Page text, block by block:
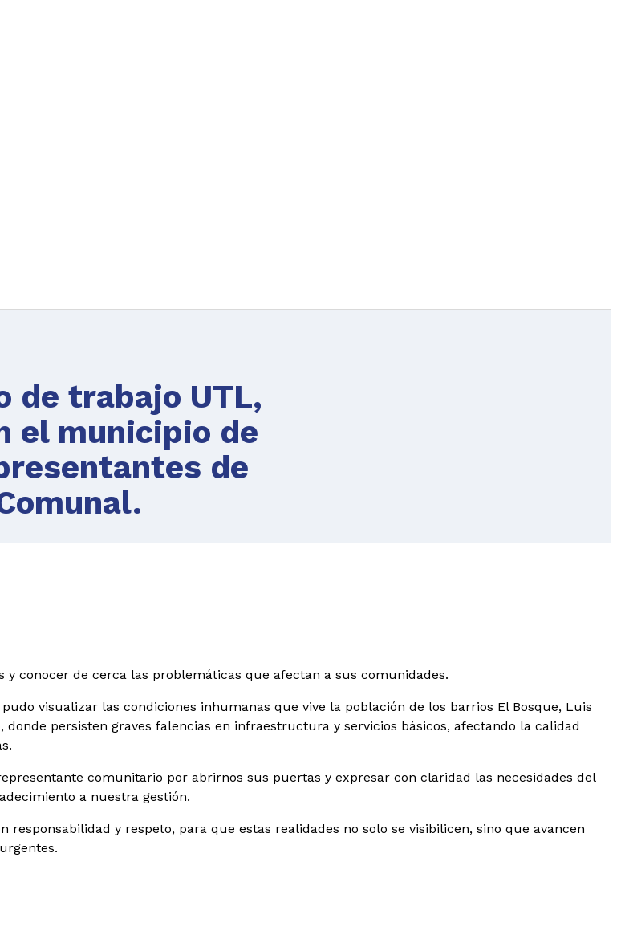
de trabajo UTL,
el municipio de
de
y conocer de cerca las problemáticas que afectan a sus comunidades.
visualizar las condiciones inhumanas que vive la población de los barrios El Bosque, Luis
donde persisten graves falencias en infraestructura y servicios básicos, afectando la calidad
comunitario por abrirnos sus puertas y expresar con claridad las necesidades del
a nuestra gestión.
responsabilidad y respeto, para que estas realidades no solo se visibilicen, sino que avancen